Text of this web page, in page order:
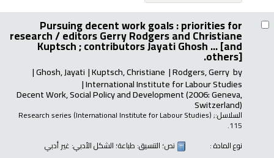
Pursuing decent work goals : priorities for
research /editors Gerry Rodgers and Christiane
Kuptsch ; contributors Jayati Ghosh ... [and
others].
by
Rodgers, Gerry
Kuptsch, Christiane
Ghosh, Jayati
International Institute for Labour Studies
Decent Work, Social Policy and Development(2006: Geneva,
Switzerland)
السلاسل: Research series (International Institute for Labour Studies);
115.
نوع المادة :
نص؛ التنسيق: طباعة؛ الشكل الأدبي: غير أدبي